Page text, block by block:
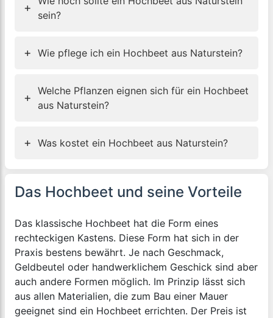
+
sein?
+ Wie pflege ich ein Hochbeet aus Naturstein?
+
Welche Pflanzen eignen sich für ein Hochbeet
aus Naturstein?
+ Was kostet ein Hochbeet aus Naturstein?
Das Hochbeet und seine Vorteile
Das klassische Hochbeet hat die Form eines
rechteckigen Kastens. Diese Form hat sich in der
Praxis bestens bewährt. Je nach Geschmack,
Geldbeutel oder handwerklichem Geschick sind aber
auch andere Formen möglich. Im Prinzip lässt sich
aus allen Materialien, die zum Bau einer Mauer
geeignet sind ein Hochbeet errichten. Der Preis ist